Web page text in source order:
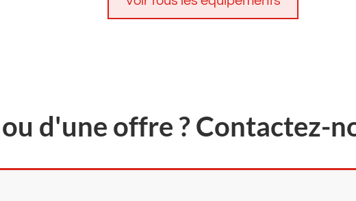
d'une offre ? Contactez-